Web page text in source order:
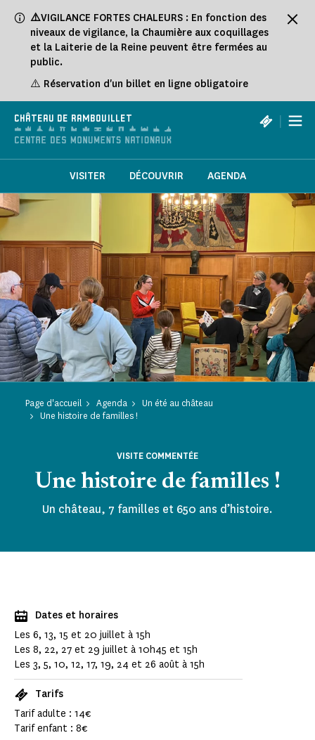
⚠️VIGILANCE FORTES CHALEURS : En fonction des
niveaux de vigilance, la Chaumière aux coquillages
et la Laiterie de la Reine peuvent être fermées au
public.
⚠️ Réservation d'un billet en ligne obligatoire
CHÂTEAU DE RAMBOUILLET |
VISITER DÉCOUVRIR AGENDA
Page d'accueil Agenda
Un été au château
Une histoire de familles !
Une histoire de familles !
VISITE COMMENTÉE
Un château, 7 familles et 650 ans d’histoire.
Dates et horaires
Les 6, 13, 15 et 20 juillet à 15h
Les 8, 22, 27 et 29 juillet à 10h45 et 15h
Les 3, 5, 10, 12, 17, 19, 24 et 26 août à 15h
Tarifs
Tarif adulte : 14€
Tarif enfant : 8€